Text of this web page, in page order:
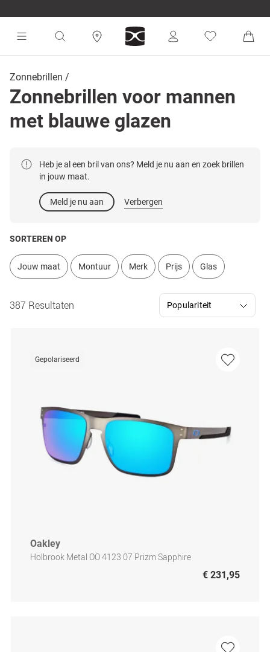
Zonnebrillen
Zonnebrillen voor mannen
met blauwe glazen
Heb je al een bril van ons? Meld je nu aan en zoek brillen
in jouw maat.
Meld je nu aan Verbergen
SORTEREN OP
Jouw maat Montuur Merk Prijs Glas
387 Resultaten
Gepolariseerd
Oakley
Holbrook Metal OO 4123 07 Prizm Sapphire
€ 231,95